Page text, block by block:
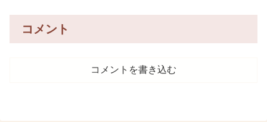
コメント
コメントを書き込む